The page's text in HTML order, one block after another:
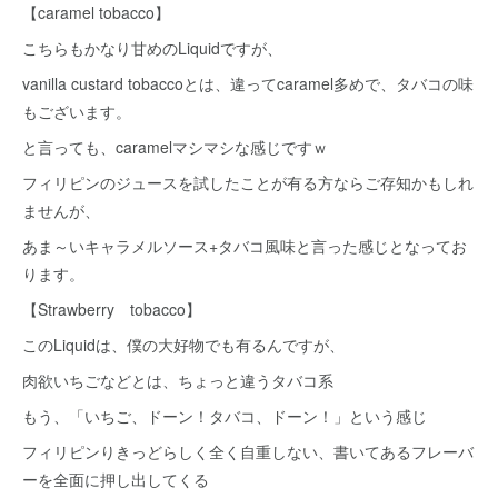
【caramel tobacco】
こちらもかなり甘めのLiquidですが、
vanilla custard tobaccoとは、違ってcaramel多めで、タバコの味
もございます。
と言っても、caramelマシマシな感じですｗ
フィリピンのジュースを試したことが有る方ならご存知かもしれ
ませんが、
あま～いキャラメルソース+タバコ風味と言った感じとなってお
ります。
【Strawberry tobacco】
このLiquidは、僕の大好物でも有るんですが、
肉欲いちごなどとは、ちょっと違うタバコ系
もう、「いちご、ドーン！タバコ、ドーン！」という感じ
フィリピンりきっどらしく全く自重しない、書いてあるフレーバ
ーを全面に押し出してくる